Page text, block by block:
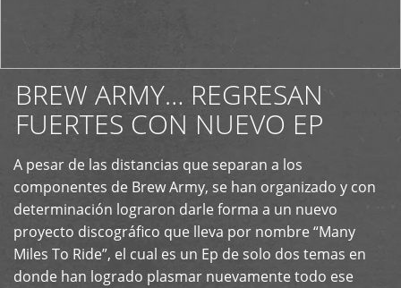
BREW ARMY… REGRESAN
FUERTES CON NUEVO EP
A pesar de las distancias que separan a los
componentes de Brew Army, se han organizado y con
determinación lograron darle forma a un nuevo
proyecto discográfico que lleva por nombre “Many
Miles To Ride”, el cual es un Ep de solo dos temas en
donde han logrado plasmar nuevamente todo ese
+